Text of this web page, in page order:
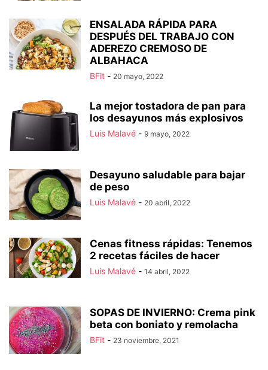
ENSALADA RÁPIDA PARA
DESPUÉS DEL TRABAJO CON
ADEREZO CREMOSO DE
ALBAHACA
BFit - 20 mayo, 2022
La mejor tostadora de pan para
los desayunos más explosivos
Luis Malavé - 9 mayo, 2022
Desayuno saludable para bajar
de peso
Luis Malavé - 20 abril, 2022
Cenas fitness rápidas: Tenemos
2 recetas fáciles de hacer
Luis Malavé - 14 abril, 2022
SOPAS DE INVIERNO: Crema pink
beta con boniato y remolacha
BFit - 23 noviembre, 2021